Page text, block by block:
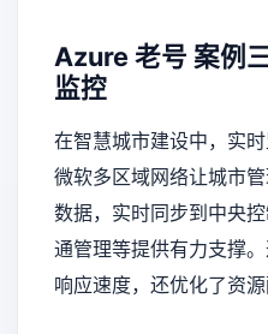
Azure 老号 案例
监控
在智慧城市建设中，实
微软多区域网络让城市
数据，实时同步到中央
通管理等提供有力支撑
响应速度，还优化了资源